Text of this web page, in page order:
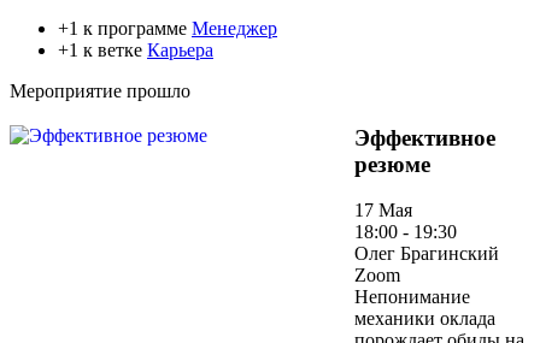
+1 к программе Менеджер
+1 к ветке Карьера
Мероприятие прошло
Эффективное
резюме
17 Мая
18:00 - 19:30
Олег Брагинский
Zoom
Непонимание
механики оклада